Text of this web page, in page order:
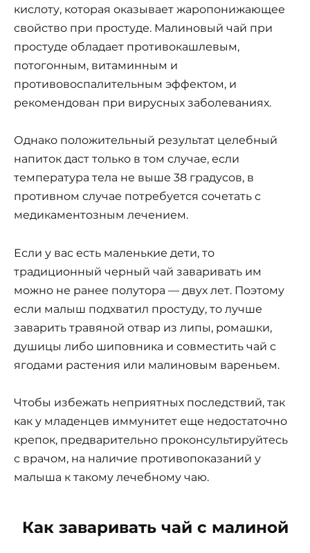
кислоту, которая оказывает жаропонижающее
свойство при простуде. Малиновый чай при
простуде обладает противокашлевым,
потогонным, витаминным и
противовоспалительным эффектом, и
рекомендован при вирусных заболеваниях.
Однако положительный результат целебный
напиток даст только в том случае, если
температура тела не выше 38 градусов, в
противном случае потребуется сочетать с
медикаментозным лечением.
Если у вас есть маленькие дети, то
традиционный черный чай заваривать им
можно не ранее полутора — двух лет. Поэтому
если малыш подхватил простуду, то лучше
заварить травяной отвар из липы, ромашки,
душицы либо шиповника и совместить чай с
ягодами растения или малиновым вареньем.
Чтобы избежать неприятных последствий, так
как у младенцев иммунитет еще недостаточно
крепок, предварительно проконсультируйтесь
с врачом, на наличие противопоказаний у
малыша к такому лечебному чаю.
Как заваривать чай с малиной